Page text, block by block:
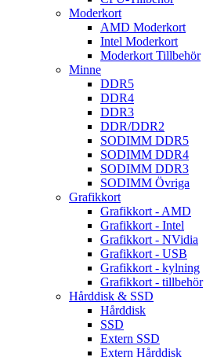
Moderkort
AMD Moderkort
Intel Moderkort
Moderkort Tillbehör
Minne
DDR5
DDR4
DDR3
DDR/DDR2
SODIMM DDR5
SODIMM DDR4
SODIMM DDR3
SODIMM Övriga
Grafikkort
Grafikkort - AMD
Grafikkort - Intel
Grafikkort - NVidia
Grafikkort - USB
Grafikkort - kylning
Grafikkort - tillbehör
Hårddisk & SSD
Hårddisk
SSD
Extern SSD
Extern Hårddisk